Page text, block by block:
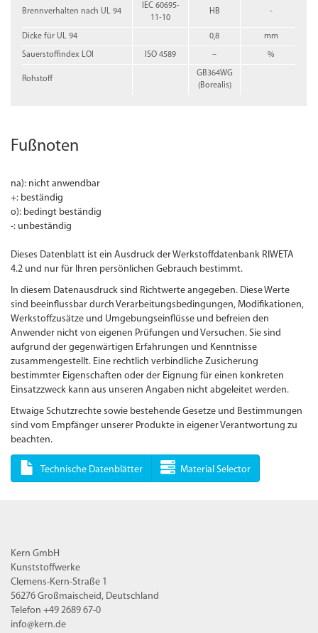
Brennverhalten nach UL 94
IEC 60695-
11-10
HB -
Dicke für UL 94 0,8 mm
Sauerstoffindex LOI ISO 4589 – %
Rohstoff
GB364WG
(Borealis)
Fußnoten
na): nicht anwendbar
+: beständig
o): bedingt beständig
-: unbeständig
Dieses Datenblatt ist ein Ausdruck der Werkstoffdatenbank RIWETA
4.2 und nur für Ihren persönlichen Gebrauch bestimmt.
In diesem Datenausdruck sind Richtwerte angegeben. Diese Werte
sind beeinflussbar durch Verarbeitungsbedingungen, Modifikationen,
Werkstoffzusätze und Umgebungseinflüsse und befreien den
Anwender nicht von eigenen Prüfungen und Versuchen. Sie sind
aufgrund der gegenwärtigen Erfahrungen und Kenntnisse
zusammengestellt. Eine rechtlich verbindliche Zusicherung
bestimmter Eigenschaften oder der Eignung für einen konkreten
Einsatzzweck kann aus unseren Angaben nicht abgeleitet werden.
Etwaige Schutzrechte sowie bestehende Gesetze und Bestimmungen
sind vom Empfänger unserer Produkte in eigener Verantwortung zu
beachten.
Technische Datenblätter Material Selector
Kern GmbH
Kunststoffwerke
Clemens-Kern-Straße 1
56276 Großmaischeid, Deutschland
Telefon +49 2689 67-0
info@kern.de